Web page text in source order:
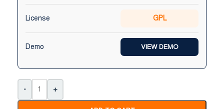
License GPL
Demo VIEW DEMO
- +